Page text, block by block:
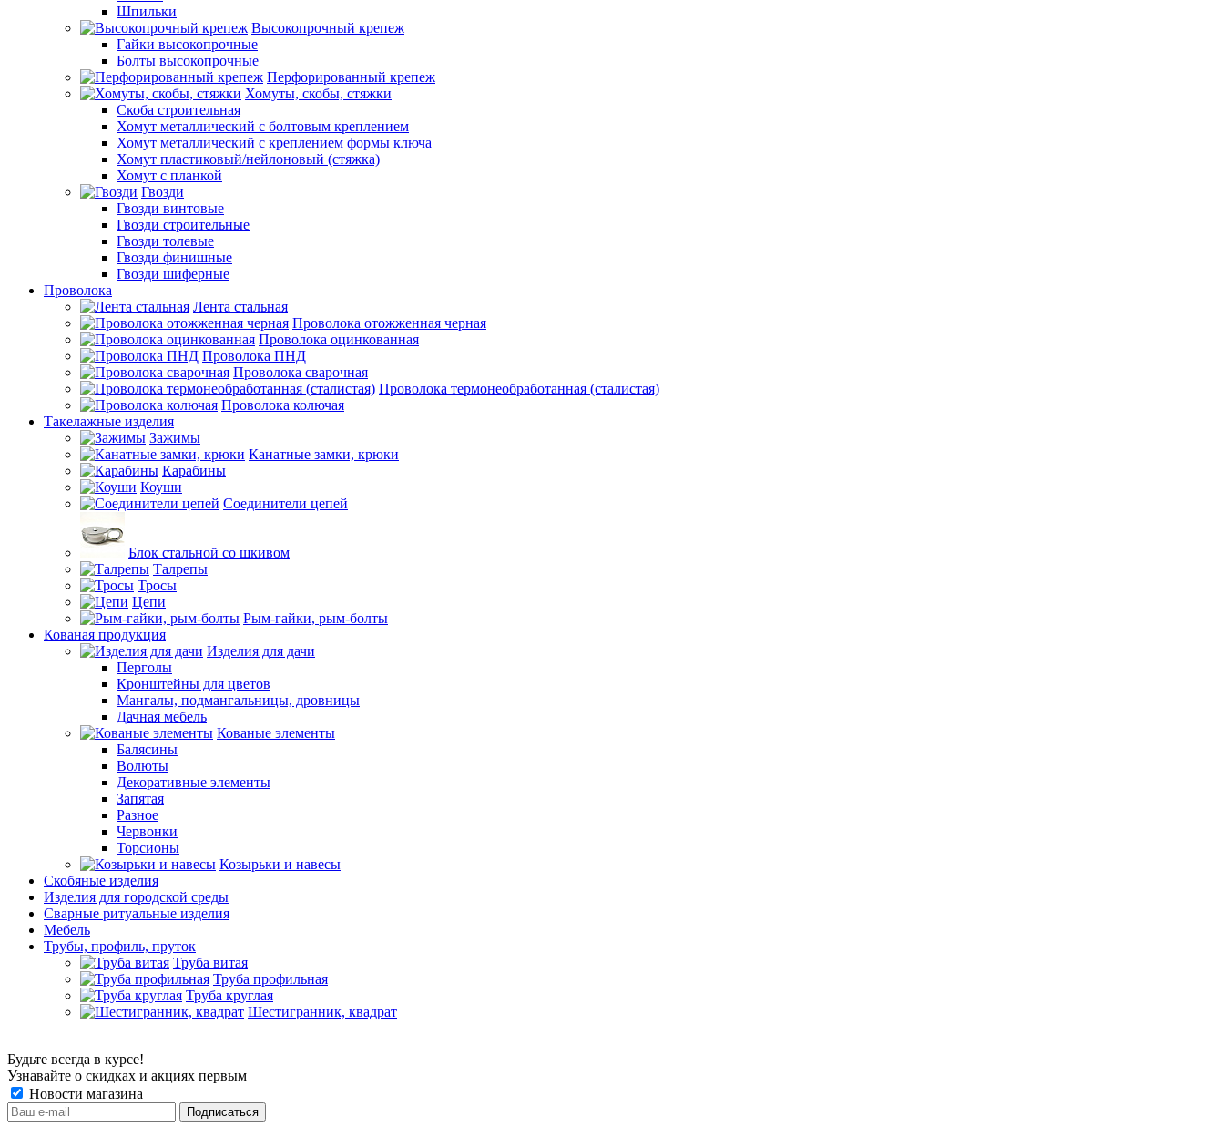
Шпильки
Высокопрочный крепеж
Гайки высокопрочные
Болты высокопрочные
Перфорированный крепеж
Хомуты, скобы, стяжки
Скоба строительная
Хомут металлический с болтовым креплением
Хомут металлический с креплением формы ключа
Хомут пластиковый/нейлоновый (стяжка)
Хомут с планкой
Гвозди
Гвозди винтовые
Гвозди строительные
Гвозди толевые
Гвозди финишные
Гвозди шиферные
Проволока
Лента стальная
Проволока отожженная черная
Проволока оцинкованная
Проволока ПНД
Проволока сварочная
Проволока термонеобработанная (сталистая)
Проволока колючая
Такелажные изделия
Зажимы
Канатные замки, крюки
Карабины
Коуши
Соединители цепей
Блок стальной со шкивом
Талрепы
Тросы
Цепи
Рым-гайки, рым-болты
Кованая продукция
Изделия для дачи
Перголы
Кронштейны для цветов
Мангалы, подмангальницы, дровницы
Дачная мебель
Кованые элементы
Балясины
Волюты
Декоративные элементы
Запятая
Разное
Червонки
Торсионы
Козырьки и навесы
Скобяные изделия
Изделия для городской среды
Сварные ритуальные изделия
Мебель
Трубы, профиль, пруток
Труба витая
Труба профильная
Труба круглая
Шестигранник, квадрат
Будьте всегда в курсе!
Узнавайте о скидках и акциях первым
Новости магазина